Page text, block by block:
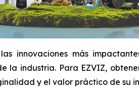
innovaciones más
la industria. Para EZVIZ,
y el valor práctico de su